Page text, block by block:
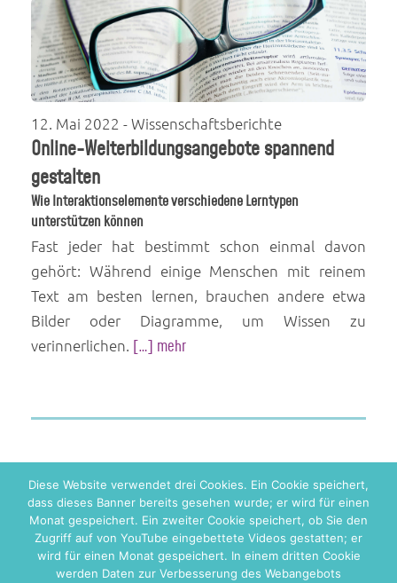
12. Mai 2022 - Wissenschaftsberichte
Online-Weiterbildungsangebote spannend
gestalten
Wie Interaktionselemente verschiedene Lerntypen
unterstützen können
Fast jeder hat bestimmt schon einmal davon
gehört: Während einige Menschen mit reinem
Text am besten lernen, brauchen andere etwa
Bilder oder Diagramme, um Wissen zu
verinnerlichen. […] mehr
Diese Website verwendet drei Cookies. Ein Cookie speichert,
dass dieses Banner bereits gesehen wurde; er wird für einen
Monat gespeichert. Ein zweiter Cookie speichert, ob Sie den
Zugriff auf von YouTube eingebettete Videos gestatten; er
wird für einen Monat gespeichert. In einem dritten Cookie
werden Daten zur Verbesserung des Webangebots